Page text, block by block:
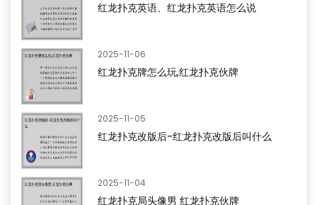
红龙扑克英语、红龙扑克英语怎么说
2025-11-06
红龙扑克牌怎么玩,红龙扑克伙牌
2025-11-05
红龙扑克改版后-红龙扑克改版后叫什么
2025-11-04
红龙扑克局头像男 红龙扑克伙牌